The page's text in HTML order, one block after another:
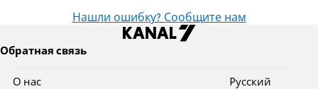
Нашли ошибку? Сообщите нам
Обратная связь
О нас
Pусский